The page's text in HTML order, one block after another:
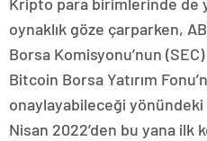
oynaklık göze çarparken,
Borsa Komisyonu’nun
Bitcoin Borsa Yatırım
onaylayabileceği
Nisan 2022’den bu yana ilk